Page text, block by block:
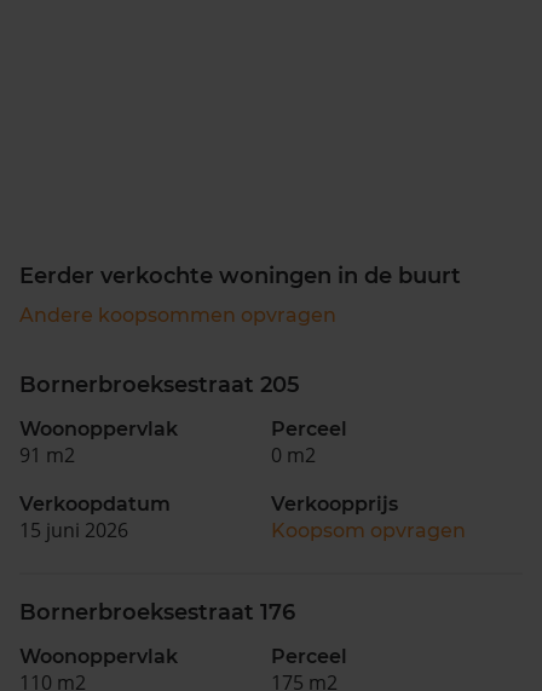
Eerder verkochte woningen in de buurt
Andere koopsommen opvragen
Bornerbroeksestraat 205
Woonoppervlak
91 m2
Perceel
0 m2
Verkoopdatum
15 juni 2026
Verkoopprijs
Koopsom opvragen
Bornerbroeksestraat 176
Woonoppervlak
110 m2
Perceel
175 m2